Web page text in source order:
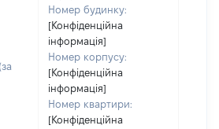
Номер будинку:
[Конфіденційна
інформація]
Номер корпусу:
[Конфіденційна
інформація]
Номер квартири:
[Конфіденційна